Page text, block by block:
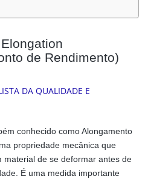
de Rendimento)
conhecido como Alongamento
propriedade mecânica que
material de se deformar antes de
É uma medida importante